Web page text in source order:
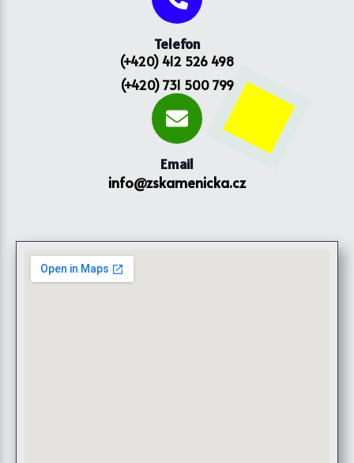
Telefon
(+420) 412 526 498
(+420) 731 500 799
Email
info@zskamenicka.cz